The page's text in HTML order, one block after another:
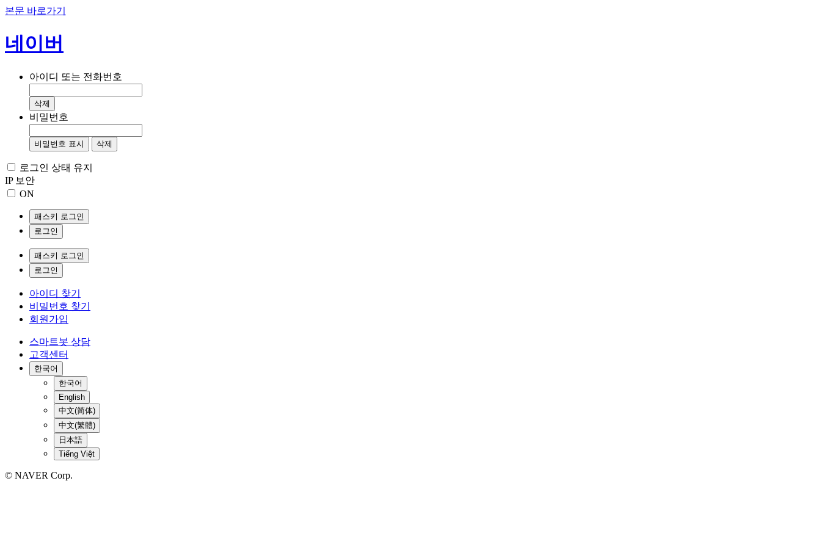
본문 바로가기
네이버
아이디 또는 전화번호
삭제
비밀번호
비밀번호 표시 삭제
로그인 상태 유지
IP 보안
ON
패스키 로그인
로그인
패스키 로그인
로그인
아이디 찾기
비밀번호 찾기
회원가입
스마트봇 상담
고객센터
한국어
한국어
English
中文(简体)
中文(繁體)
日本語
Tiếng Việt
© NAVER Corp.